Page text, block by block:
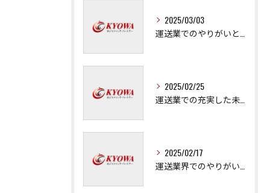
2025/03/03
2025/02/25
2025/02/17